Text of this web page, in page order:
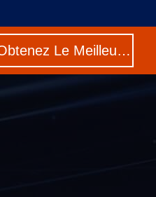
Obtenez Le Meilleur Prix